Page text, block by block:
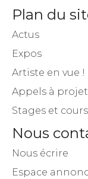
Plan du
Actus
Expos
Artiste en vue !
Appels à projet
Stages et cours
Nous
Nous écrire
Espace